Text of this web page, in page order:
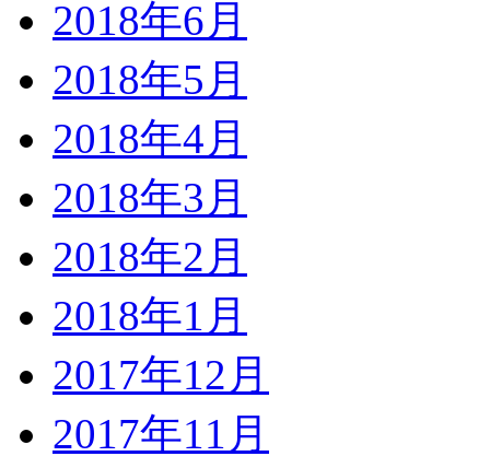
2018年6月
2018年5月
2018年4月
2018年3月
2018年2月
2018年1月
2017年12月
2017年11月